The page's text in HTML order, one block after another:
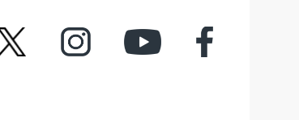
ツイッター インスタグラムYouTube